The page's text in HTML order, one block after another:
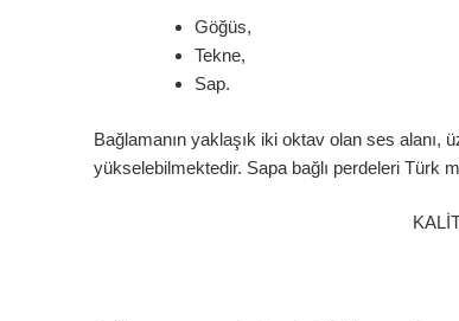
Göğüs,
Tekne,
Sap.
Bağlamanın yaklaşık iki oktav olan ses alanı,
yükselebilmektedir. Sapa bağlı perdeleri Türk